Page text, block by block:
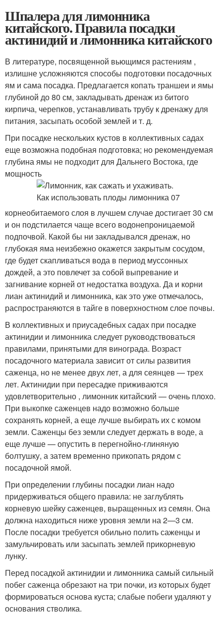
Шпалера для лимонника
китайского. Правила посадки
актинидий и лимонника китайского
В литературе, посвященной вьющимся растениям ,
излишне усложняются способы подготовки посадочных
ям и сама посадка. Предлагается копать траншеи и ямы
глубиной до 80 см, закладывать дренаж из битого
кирпича, черепков, устанавливать трубу к дренажу для
питания, засыпать особой землей и т. д.
При посадке нескольких кустов в коллективных садах
еще возможна подобная подготовка; но рекомендуемая
глубина ямы не подходит для Дальнего Востока, где
мощность
корнеобитаемого слоя в лучшем случае достигает 30 см
и он подстилается чаще всего водонепроницаемой
подпочвой. Какой бы ни закладывался дренаж, но
глубокая яма неизбежно окажется закрытым сосудом,
где будет скапливаться вода в период муссонных
дождей, а это повлечет за собой выпревание и
загнивание корней от недостатка воздуха. Да и корни
лиан актинидий и лимонника, как это уже отмечалось,
распространяются в тайге в поверхностном слое почвы.
В коллективных и приусадебных садах при посадке
актинидии и лимонника следует руководствоваться
правилами, принятыми для винограда. Возраст
посадочного материала зависит от силы разви­тия
саженца, но не менее двух лет, а для сеянцев — трех
лет. Актинидии при пересадке приживаются
удовлетворительно , лимонник китайский — очень плохо.
При выкопке саженцев надо возможно больше
сохранять корней, а еще лучше выбирать их с комом
земли. Саженцы без земли следует держать в воде, а
еще лучше — опустить в перегнойно-глиняную
болтушку, а затем временно прикопать рядом с
посадочной ямой.
При определении глубины посадки лиан надо
придерживаться общего правила: не заглублять
корневую шейку саженцев, выращенных из семян. Она
должна на­ходиться ниже уровня земли на 2—3 см.
После посадки требуется обильно полить саженцы и
замульчировать или засыпать землей прикорневую
лунку.
Перед посадкой актинидии и лимонника самый сильный
побег саженца обрезают на три почки, из которых будет
формироваться основа куста; слабые по­беги удаляют у
основания стволика.